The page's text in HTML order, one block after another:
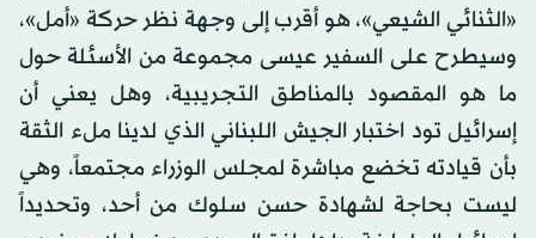
«الثنائي الشيعي»، هو أقرب إلى وجهة نظر حركة «أمل»،
وسيطرح على السفير عيسى مجموعة من الأسئلة حول
ما هو المقصود بالمناطق التجريبية، وهل يعني أن
إسرائيل تود اختبار الجيش اللبناني الذي لدينا ملء الثقة
بأن قيادته تخضع مباشرة لمجلس الوزراء مجتمعاً، وهي
ليست بحاجة لشهادة حسن سلوك من أحد، وتحديداً